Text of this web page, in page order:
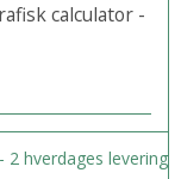
calculator -
2 hverdages levering